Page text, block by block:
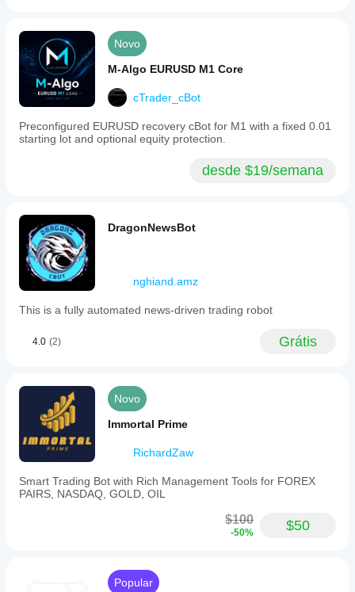
Novo
M-Algo EURUSD M1 Core
cTrader_cBot
Preconfigured EURUSD recovery cBot for M1 with a fixed 0.01
starting lot and optional equity protection.
desde $19/semana
DragonNewsBot
nghiand.amz
This is a fully automated news-driven trading robot
4.0 (2) Grátis
Novo
Immortal Prime
RichardZaw
Smart Trading Bot with Rich Management Tools for FOREX
PAIRS, NASDAQ, GOLD, OIL
$100
-50% $50
Popular